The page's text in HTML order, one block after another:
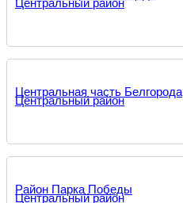
Центральный район
Центральная часть Белгорода
Центральный район
Район Парка Победы
Центральный район